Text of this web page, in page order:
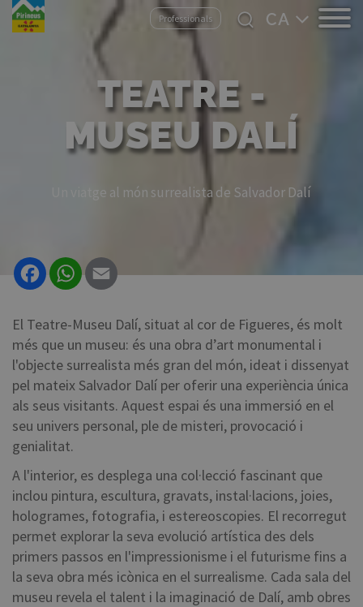
Vés
Professionals
Select
your
TEATRE -
MUSEU DALÍ
Un viatge al món surrealista de Salvador Dalí
FacebookWhatsApp
El Teatre-Museu Dalí, situat al cor de Figueres, és molt
més que un museu: és una obra d’art monumental i
l'objecte surrealista més gran del món, ideat i dissenyat
pel mateix Salvador Dalí per oferir una experiència única
als seus visitants. Aquest espai és una immersió en el
seu univers personal, ple de misteri, provocació i
genialitat.
A l'interior, es desplega una col·lecció fascinant que
inclou pintura, escultura, gravats, instal·lacions, joies,
hologrames, fotografia, i estereoscopies. El recorregut
permet explorar la seva evolució artística des dels
primers passos en l'impressionisme i el futurisme fins a
la seva obra més icònica en el surrealisme. Cada sala del
museu revela el talent i la imaginació de Dalí, amb obres